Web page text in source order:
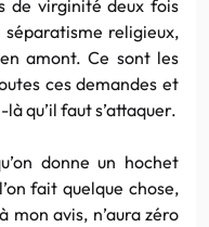
de virginité deux fois
religieux,
amont. Ce sont les
ces demandes et
qu’il faut s’attaquer.
donne un hochet
fait quelque chose,
mon avis, n’aura zéro